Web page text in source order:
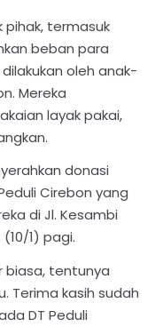
pihak, termasuk
beban para
oleh anak-
Mereka
layak pakai,
donasi
Cirebon yang
di Jl. Kesambi
1) pagi.
biasa, tentunya
Terima kasih sudah
DT Peduli